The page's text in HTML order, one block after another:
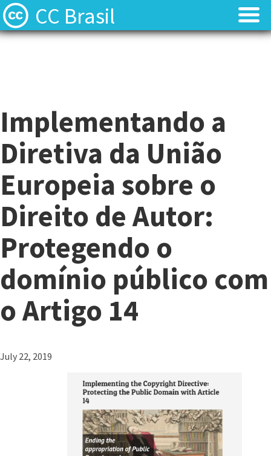
CC Brasil
Licenças
Contato
Quem somos?
Perguntas frequentes (FAQ)
Licenças
Contato
Quem somos?
Perguntas frequentes (FAQ)
Implementando a
Diretiva da União
Europeia sobre o
Direito de Autor:
Protegendo o
domínio público com
o Artigo 14
July 22, 2019